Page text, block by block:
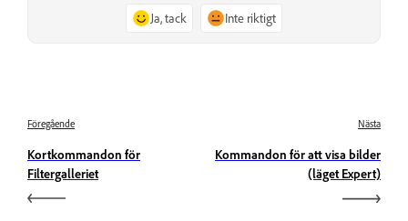
Ja, tack Inte riktigt
Föregående
Kortkommandon för
Filtergalleriet
Nästa
Kommandon för att visa bilder
(läget Expert)